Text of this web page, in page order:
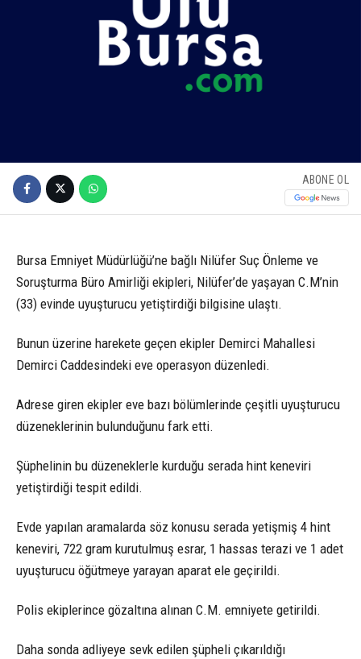
ABONE OL
Bursa Emniyet Müdürlüğü’ne bağlı Nilüfer Suç Önleme ve
Soruşturma Büro Amirliği ekipleri, Nilüfer’de yaşayan C.M’nin
(33) evinde uyuşturucu yetiştirdiği bilgisine ulaştı.
Bunun üzerine harekete geçen ekipler Demirci Mahallesi
Demirci Caddesindeki eve operasyon düzenledi.
Adrese giren ekipler eve bazı bölümlerinde çeşitli uyuşturucu
düzeneklerinin bulunduğunu fark etti.
Şüphelinin bu düzeneklerle kurduğu serada hint keneviri
yetiştirdiği tespit edildi.
Evde yapılan aramalarda söz konusu serada yetişmiş 4 hint
keneviri, 722 gram kurutulmuş esrar, 1 hassas terazi ve 1 adet
uyuşturucu öğütmeye yarayan aparat ele geçirildi.
Polis ekiplerince gözaltına alınan C.M. emniyete getirildi.
Daha sonda adliyeye sevk edilen şüpheli çıkarıldığı